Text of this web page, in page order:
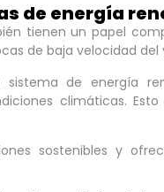
de energía
tienen un papel
de baja velocidad
de energía
climáticas.
sostenibles y